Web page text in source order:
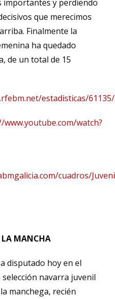
importantes y perdiendo
que merecimos
Finalmente la
ha quedado
de un total de 15
estadisticas/61135/
www.youtube.com/watch?
cuadros/
LA MANCHA
disputado hoy en el
navarra juvenil
manchega, recién